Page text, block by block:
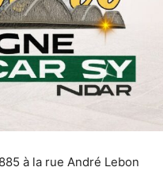
à la rue André Lebon